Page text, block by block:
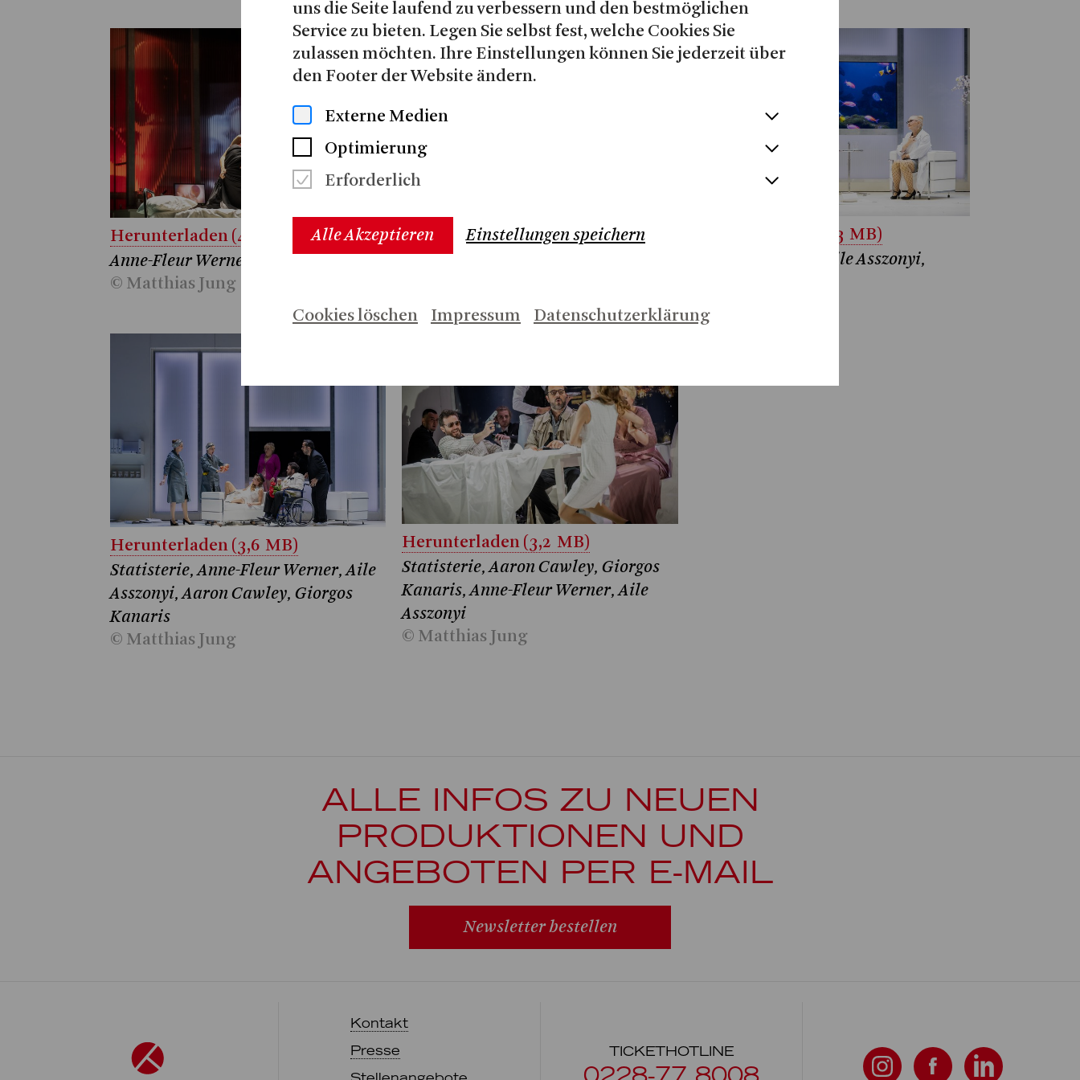
Herunterladen (4,1 MB)
Anne-Fleur Werner, Giorgos Kanaris
© Matthias Jung
Herunterladen (2,7 MB) Herunterladen (3,3 MB)
Giorgos Kanaris, Aile Asszonyi,
Herunterladen (3,6 MB)
Statisterie, Anne-Fleur Werner, Aile
Asszonyi, Aaron Cawley, Giorgos
Kanaris
© Matthias Jung
Herunterladen (3,2 MB)
Statisterie, Aaron Cawley, Giorgos
Kanaris, Anne-Fleur Werner, Aile
Asszonyi
© Matthias Jung
ALLE INFOS ZU NEUEN
PRODUKTIONEN UND
ANGEBOTEN PER E-MAIL
Newsletter bestellen
Kontakt
Presse
TICKETHOTLINE
0228-77 8008
uns die Seite laufend zu verbessern und den bestmöglichen
Service zu bieten. Legen Sie selbst fest, welche Cookies Sie
zulassen möchten. Ihre Einstellungen können Sie jederzeit über
den Footer der Website ändern.
Externe Medien
Optimierung
Erforderlich
Alle Akzeptieren Einstellungen speichern
Cookies löschen Impressum Datenschutzerklärung